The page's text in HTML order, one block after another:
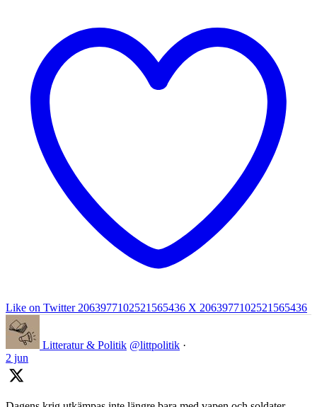
Like on Twitter 2063977102521565436 X 2063977102521565436
Litteratur & Politik @littpolitik ·
2 jun